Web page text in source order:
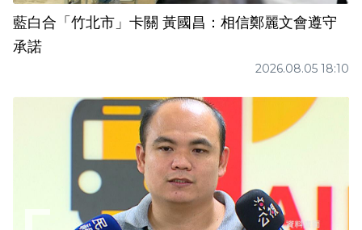
藍白合「竹北市」卡關 黃國昌：相信鄭麗文會遵守
承諾
2026.08.05 18:10